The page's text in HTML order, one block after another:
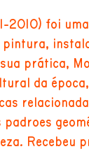
2010) foi
prática,
da
Recebeu